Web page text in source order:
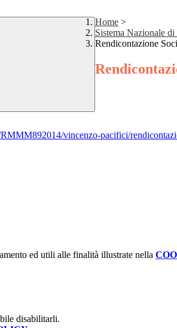
Home >
Sistema Nazionale
Rendicontazione
vincenzo-pacifici/
ed utili alle finalità illustrate nella
disabilitarli.